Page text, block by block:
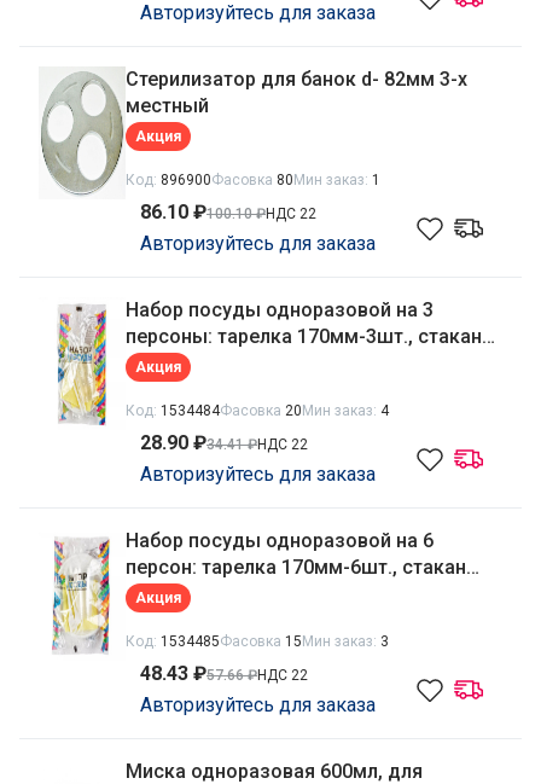
Авторизуйтесь для заказа
Стерилизатор для банок d- 82мм 3-х
местный
Акция
Код: 896900Фасовка 80 Мин заказ: 1
100.10 ₽
86.10 ₽ НДС 22
Авторизуйтесь для заказа
Набор посуды одноразовой на 3
персоны: тарелка 170мм-3шт., стакан
100мл-3шт., стакан 200мл-3шт., вилка
165мм-3шт., салфетки-3шт. Юпласт
ЮНАБ2041
Акция
Код: 1534484Фасовка 20 Мин заказ: 4
34.41 ₽
28.90 ₽ НДС 22
Авторизуйтесь для заказа
Набор посуды одноразовой на 6
персон: тарелка 170мм-6шт., стакан
100мл-6шт., стакан 200мл-6шт., вилка
165мм-6шт., салфетки-6шт. Юпласт
ЮНАБ2031
Акция
Код: 1534485Фасовка 15 Мин заказ: 3
57.66 ₽
48.43 ₽ НДС 22
Авторизуйтесь для заказа
Миска одноразовая 600мл, для